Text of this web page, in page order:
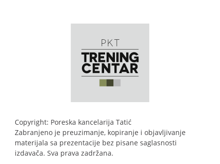
Copyright: Poreska kancelarija Tatić
Zabranjeno je preuzimanje, kopiranje i objavljivanje
materijala sa prezentacije bez pisane saglasnosti
izdavača. Sva prava zadržana.